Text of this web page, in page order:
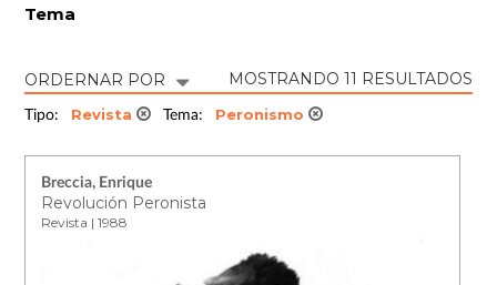
Tema
ORDERNAR POR MOSTRANDO 11 RESULTADOS
Tipo: Revista Tema: Peronismo
Breccia, Enrique
Revolución Peronista
Revista | 1988